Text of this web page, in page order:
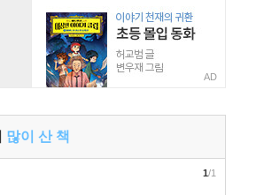
AD
많이 산 책
1/1